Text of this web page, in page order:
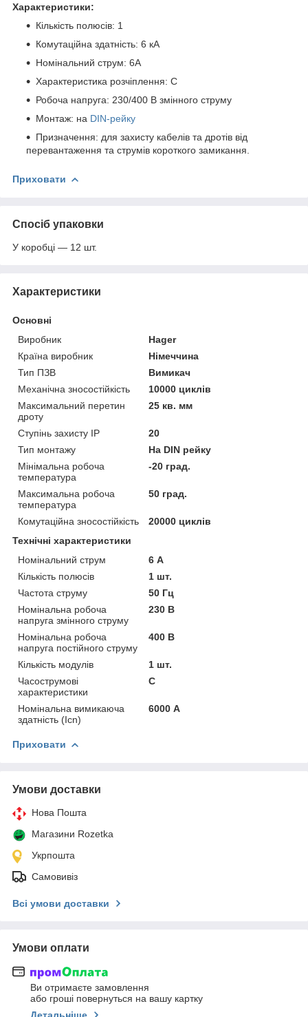
Характеристики:
Кількість полюсів: 1
Комутаційна здатність: 6 кА
Номінальний струм: 6А
Характеристика розчіплення: С
Робоча напруга: 230/400 В змінного струму
Монтаж: на DIN-рейку
Призначення: для захисту кабелів та дротів від
перевантаження та струмів короткого замикання.
Приховати
Спосіб упаковки
У коробці — 12 шт.
Характеристики
Основні
Виробник
Hager
Країна виробник
Німеччина
Тип ПЗВ
Вимикач
Механічна зносостійкість
10000 циклів
Максимальний перетин
дроту
25 кв. мм
Ступінь захисту IP
20
Тип монтажу
На DIN рейку
Мінімальна робоча
температура
-20 град.
Максимальна робоча
температура
50 град.
Комутаційна зносостійкість
20000 циклів
Технічні характеристики
Номінальний струм
6 А
Кількість полюсів
1 шт.
Частота струму
50 Гц
Номінальна робоча
напруга змінного струму
230 В
Номінальна робоча
напруга постійного струму
400 В
Кількість модулів
1 шт.
Часострумові
характеристики
C
Номінальна вимикаюча
здатність (Icn)
6000 А
Приховати
Умови доставки
Нова Пошта
Магазини Rozetka
Укрпошта
Самовивіз
Всі умови доставки
Умови оплати
Ви отримаєте замовлення
або гроші повернуться на вашу картку